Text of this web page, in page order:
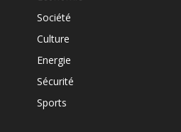
Société
Culture
Energie
Sécurité
Sports